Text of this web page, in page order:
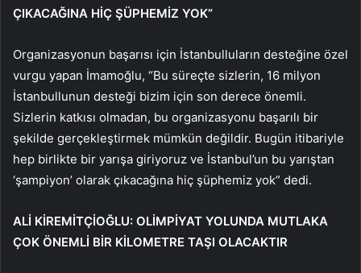
ÇIKACAĞINA HİÇ ŞÜPHEMİZ YOK”
Organizasyonun başarısı için İstanbulluların desteğine özel
vurgu yapan İmamoğlu, “Bu süreçte sizlerin, 16 milyon
İstanbullunun desteği bizim için son derece önemli.
Sizlerin katkısı olmadan, bu organizasyonu başarılı bir
şekilde gerçekleştirmek mümkün değildir. Bugün itibariyle
hep birlikte bir yarışa giriyoruz ve İstanbul’un bu yarıştan
‘şampiyon’ olarak çıkacağına hiç şüphemiz yok” dedi.
ALİ KİREMİTÇİOĞLU: OLİMPİYAT YOLUNDA MUTLAKA
ÇOK ÖNEMLİ BİR KİLOMETRE TAŞI OLACAKTIR